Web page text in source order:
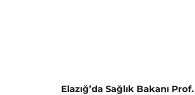
Elazığ’da Sağlık Bakanı